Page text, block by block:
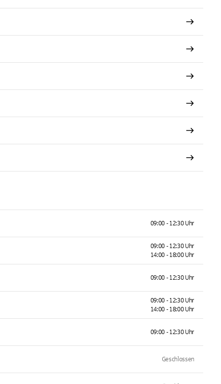
09:00 - 12:30 Uhr
09:00 - 12:30 Uhr
14:00 - 18:00 Uhr
09:00 - 12:30 Uhr
09:00 - 12:30 Uhr
14:00 - 18:00 Uhr
09:00 - 12:30 Uhr
Geschlossen